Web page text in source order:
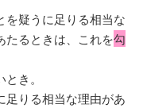
を疑うに足りる相当な
たるときは、これを勾
き。
足りる相当な理由があ